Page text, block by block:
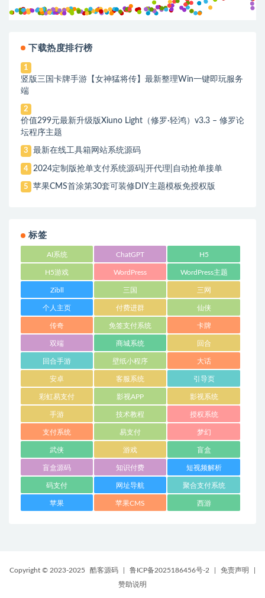
下载热度排行榜
1
竖版三国卡牌手游【女神猛将传】最新整理Win一键即玩服务
端
2
价值299元最新升级版Xiuno Light（修罗·轻鸿）v3.3 – 修罗论
坛程序主题
3 最新在线工具箱网站系统源码
4 2024定制版抢单支付系统源码|开代理|自动抢单接单
5 苹果CMS首涂第30套可装修DIY主题模板免授权版
标签
AI系统 ChatGPT H5
H5游戏 WordPress WordPress主题
Zibll 三国 三网
个人主页 付费进群 仙侠
传奇 免签支付系统 卡牌
双端 商城系统 回合
回合手游 壁纸小程序 大话
安卓 客服系统 引导页
彩虹易支付 影视APP 影视系统
手游 技术教程 授权系统
支付系统 易支付 梦幻
武侠 游戏 盲盒
盲盒源码 知识付费 短视频解析
码支付 网址导航 聚合支付系统
苹果 苹果CMS 西游
Copyright © 2023-2025 酷客源码 鲁ICP备2025186456号-2 免责声明
赞助说明